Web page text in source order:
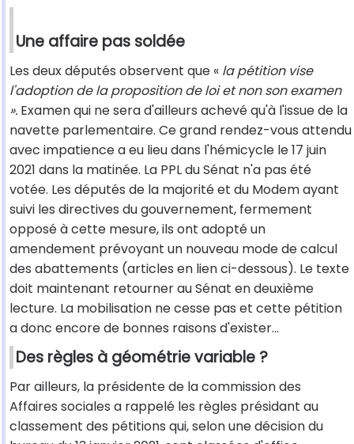
Une affaire pas soldée
Les deux députés observent que « la pétition vise
l'adoption de la proposition de loi et non son examen
». Examen qui ne sera d'ailleurs achevé qu'à l'issue de la
navette parlementaire. Ce grand rendez-vous attendu
avec impatience a eu lieu dans l'hémicycle le 17 juin
2021 dans la matinée. La PPL du Sénat n'a pas été
votée. Les députés de la majorité et du Modem ayant
suivi les directives du gouvernement, fermement
opposé à cette mesure, ils ont adopté un
amendement prévoyant un nouveau mode de calcul
des abattements (articles en lien ci-dessous). Le texte
doit maintenant retourner au Sénat en deuxième
lecture. La mobilisation ne cesse pas et cette pétition
a donc encore de bonnes raisons d'exister…
Des règles à géométrie variable ?
Par ailleurs, la présidente de la commission des
Affaires sociales a rappelé les règles présidant au
classement des pétitions qui, selon une décision du